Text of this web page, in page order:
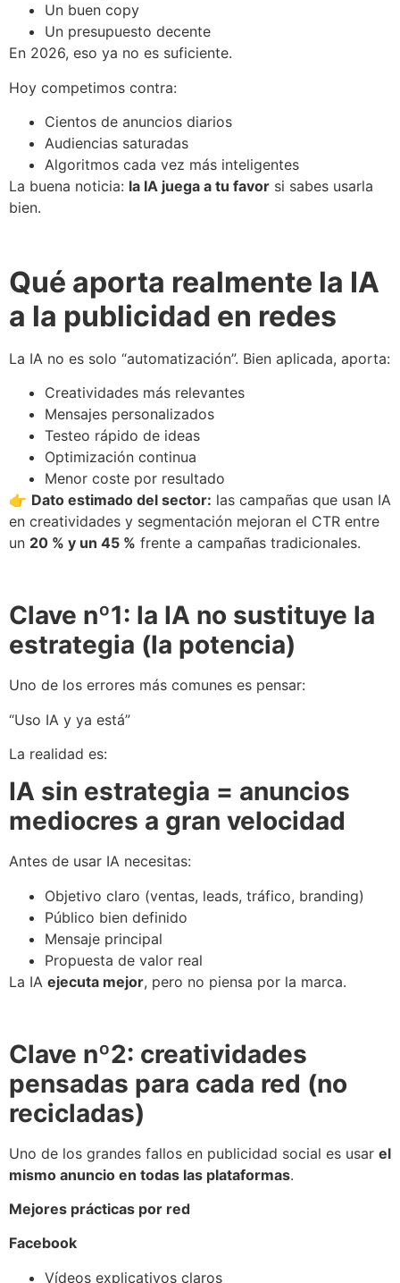
Un buen copy
Un presupuesto decente
En 2026, eso ya no es suficiente.
Hoy competimos contra:
Cientos de anuncios diarios
Audiencias saturadas
Algoritmos cada vez más inteligentes
La buena noticia: la IA juega a tu favor si sabes usarla
bien.
Qué aporta realmente la IA
a la publicidad en redes
La IA no es solo “automatización”. Bien aplicada, aporta:
Creatividades más relevantes
Mensajes personalizados
Testeo rápido de ideas
Optimización continua
Menor coste por resultado
👉 Dato estimado del sector: las campañas que usan IA
en creatividades y segmentación mejoran el CTR entre
un 20 % y un 45 % frente a campañas tradicionales.
Clave nº1: la IA no sustituye la
estrategia (la potencia)
Uno de los errores más comunes es pensar:
“Uso IA y ya está”
La realidad es:
IA sin estrategia = anuncios
mediocres a gran velocidad
Antes de usar IA necesitas:
Objetivo claro (ventas, leads, tráfico, branding)
Público bien definido
Mensaje principal
Propuesta de valor real
La IA ejecuta mejor, pero no piensa por la marca.
Clave nº2: creatividades
pensadas para cada red (no
recicladas)
Uno de los grandes fallos en publicidad social es usar el
mismo anuncio en todas las plataformas.
Mejores prácticas por red
Facebook
Vídeos explicativos claros